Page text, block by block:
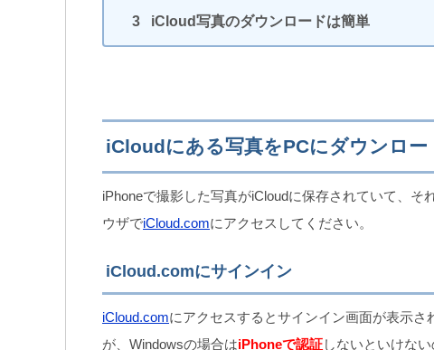
iCloud写真のダウンロードは簡単
iCloudにある写真をPCにダウンロー
iPhoneで撮影した写真がiCloudに保存されていて、
ウザでiCloud.comにアクセスしてください。
iCloud.comにサインイン
iCloud.comにアクセスするとサインイン画面が表示
が、Windowsの場合はiPhoneで認証しないといけな